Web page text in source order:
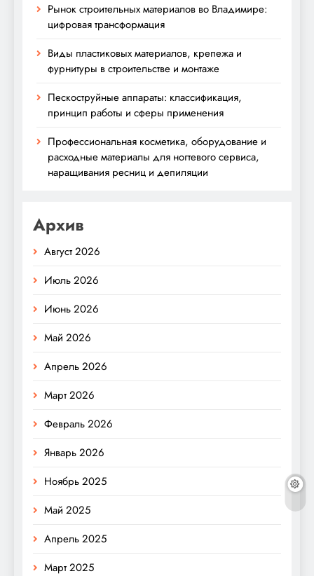
Рынок строительных материалов во Владимире:
цифровая трансформация
Виды пластиковых материалов, крепежа и
фурнитуры в строительстве и монтаже
Пескоструйные аппараты: классификация,
принцип работы и сферы применения
Профессиональная косметика, оборудование и
расходные материалы для ногтевого сервиса,
наращивания ресниц и депиляции
Архив
Август 2026
Июль 2026
Июнь 2026
Май 2026
Апрель 2026
Март 2026
Февраль 2026
Январь 2026
Ноябрь 2025
Май 2025
Апрель 2025
Март 2025